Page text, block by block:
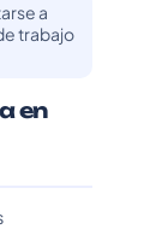
a
trabajo
en